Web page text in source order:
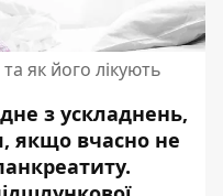
як його лікують
з ускладнень,
якщо вчасно не